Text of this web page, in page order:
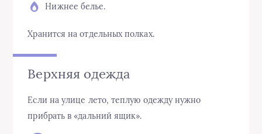
Нижнее белье.
Хранится на отдельных полках.
Верхняя одежда
Если на улице лето, теплую одежду нужно
прибрать в «дальний ящик».